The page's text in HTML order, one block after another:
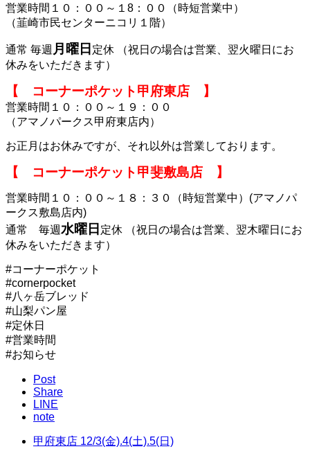
営業時間１０：００～１8：００（時短営業中）
（韮崎市民センターニコリ１階）
通常 毎週 月曜日 定休 （祝日の場合は営業、翌火曜日にお
休みをいただきます）
【 コーナーポケット甲府東店 】
営業時間１０：００～１９：００
（アマノパークス甲府東店内）
お正月はお休みですが、それ以外は営業しております。
【 コーナーポケット甲斐敷島店 】
営業時間１０：００～１８：３０（時短営業中） (アマノパ
ークス敷島店内)
通常 毎週水曜日 定休 （祝日の場合は営業、翌木曜日にお
休みをいただきます）
#コーナーポケット
#cornerpocket
#八ヶ岳ブレッド
#山梨パン屋
#定休日
#営業時間
#お知らせ
Post
Share
LINE
note
甲府東店 12/3(金).4(土).5(日)